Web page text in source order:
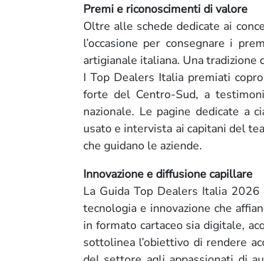
Premi e riconoscimenti di valore
Oltre alle schede dedicate ai
l’occasione per consegnare i
artigianale italiana. Una
I Top Dealers Italia premiati
forte del Centro-Sud, a
nazionale. Le pagine dedicate a
usato e intervista ai capitani del
che guidano le aziende.
Innovazione e diffusione capillare
La Guida Top Dealers Italia
tecnologia e innovazione che
in formato cartaceo sia digitale,
sottolinea l’obiettivo di rendere